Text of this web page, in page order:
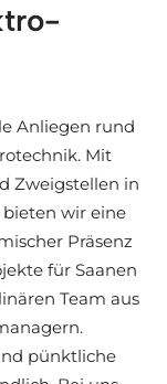
Anliegen rund
Mit
Zweigstellen in
wir eine
Präsenz
für Saanen
Team aus
pünktliche